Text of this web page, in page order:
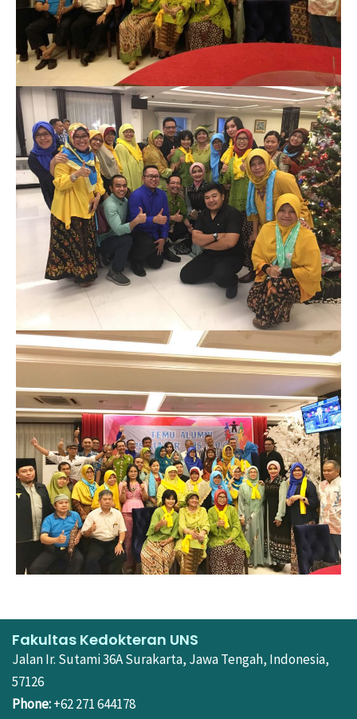
Fakultas Kedokteran UNS
Jalan Ir. Sutami 36A Surakarta, Jawa Tengah, Indonesia,
57126
Phone:+62 271 644178